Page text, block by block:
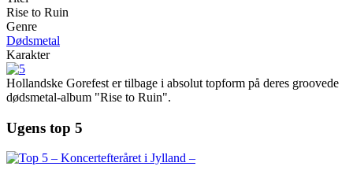
Rise to Ruin
Genre
Dødsmetal
Karakter
Hollandske Gorefest er tilbage i absolut topform på deres groovede
dødsmetal-album "Rise to Ruin".
Ugens top 5